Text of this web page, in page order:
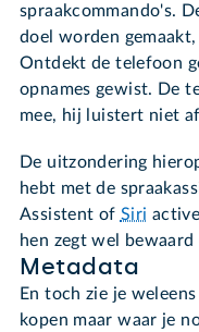
spraakcommando's.
doel worden
Ontdekt de telefoon
opnames gewist. De
mee, hij luistert niet
De uitzondering
hebt met de
Assistent of Siri
hen zegt wel bewaard
Metadata
En toch zie je
kopen maar waar je